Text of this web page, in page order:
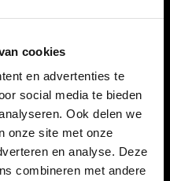
cookies
en advertenties te
social media te bieden
Ook delen we
onze site met onze
en analyse. Deze
combineren met andere
dartpijlen
front en concave rear